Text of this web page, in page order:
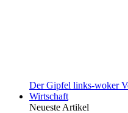
Der Gipfel links-woker
Wirtschaft
Neueste Artikel